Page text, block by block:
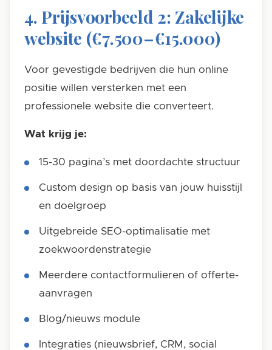
4. Prijsvoorbeeld 2: Zakelijke
website (€7.500–€15.000)
Voor gevestigde bedrijven die hun online
positie willen versterken met een
professionele website die converteert.
Wat krijg je:
15-30 pagina’s met doordachte structuur
Custom design op basis van jouw huisstijl
en doelgroep
Uitgebreide SEO-optimalisatie met
zoekwoordenstrategie
Meerdere contactformulieren of offerte-
aanvragen
Blog/nieuws module
Integraties (nieuwsbrief, CRM, social